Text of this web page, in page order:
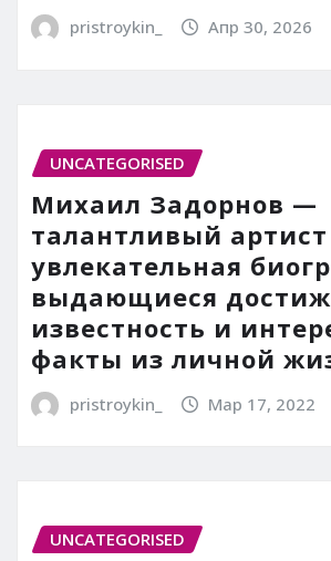
pristroykin_ Апр 30, 2026
UNCATEGORISED
Михаил Задорнов —
талантливый артист
увлекательная
выдающиеся
известность и
факты из личной
pristroykin_ Мар 17, 2022
UNCATEGORISED